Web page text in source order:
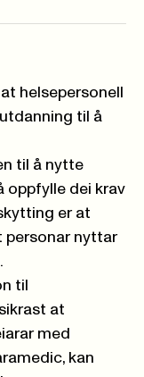
helsepersonell
til å
til å nytte
oppfylle dei krav
er at
personar nyttar
til
at
med
kan